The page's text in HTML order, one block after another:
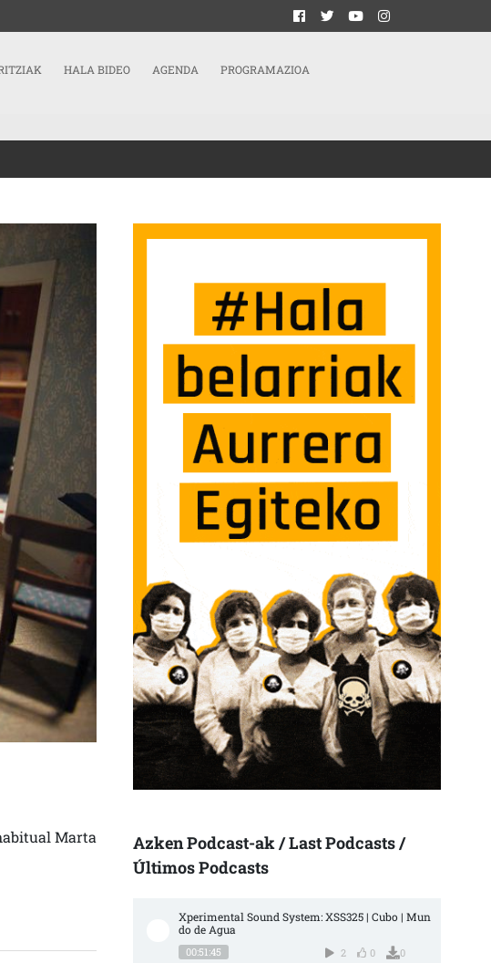
HALA BIDEO AGENDA PROGRAMAZIOA
| COLABORACIÓN DE MARTA MACHO SARRERAN
Marta
Azken Podcast-ak / Last Podcasts /
Últimos Podcasts
Xperimental Sound System: XSS325 | Cubo | Mun
do de Agua
00:51:45 2 0 0